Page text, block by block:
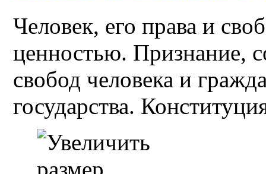
Человек, его права и
ценностью. Признание,
свобод человека и
государства.